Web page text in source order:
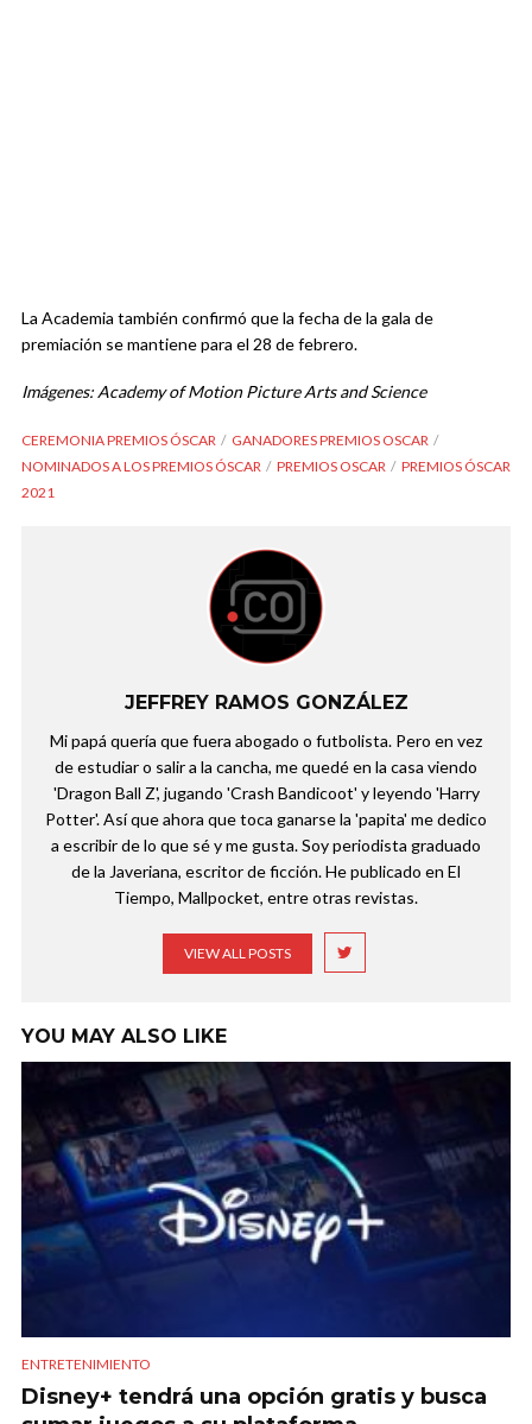
La Academia también confirmó que la fecha de la gala de
premiación se mantiene para el 28 de febrero.
Imágenes: Academy of Motion Picture Arts and Science
CEREMONIA PREMIOS ÓSCAR
GANADORES PREMIOS OSCAR
NOMINADOS A LOS PREMIOS ÓSCAR
PREMIOS OSCAR
PREMIOS ÓSCAR
2021
JEFFREY RAMOS GONZÁLEZ
Mi papá quería que fuera abogado o futbolista. Pero en vez
de estudiar o salir a la cancha, me quedé en la casa viendo
'Dragon Ball Z', jugando 'Crash Bandicoot' y leyendo 'Harry
Potter'. Así que ahora que toca ganarse la 'papita' me dedico
a escribir de lo que sé y me gusta. Soy periodista graduado
de la Javeriana, escritor de ficción. He publicado en El
Tiempo, Mallpocket, entre otras revistas.
VIEW ALL POSTS
YOU MAY ALSO LIKE
ENTRETENIMIENTO
Disney+ tendrá una opción gratis y busca